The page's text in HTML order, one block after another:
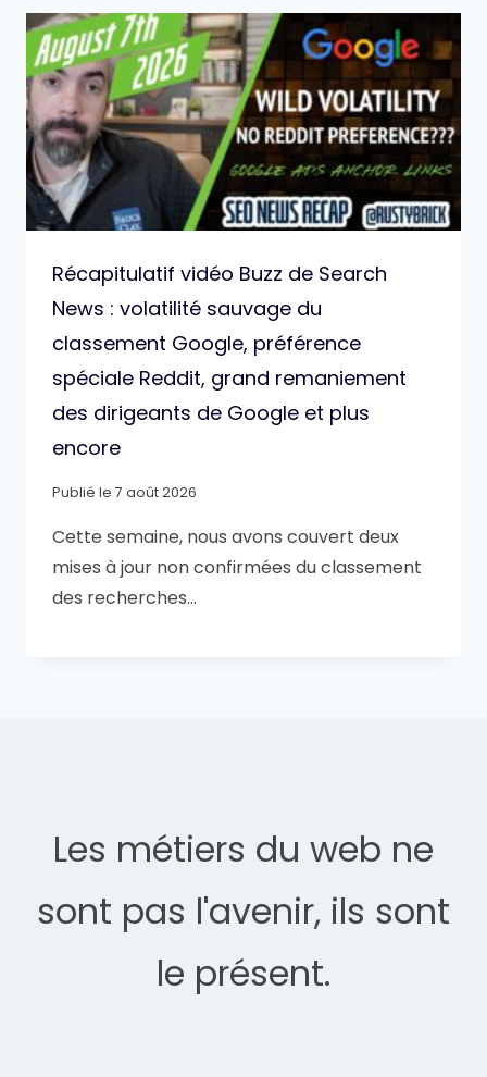
Récapitulatif vidéo Buzz de Search
News : volatilité sauvage du
classement Google, préférence
spéciale Reddit, grand remaniement
des dirigeants de Google et plus
encore
Publié le 7 août 2026
Cette semaine, nous avons couvert deux
mises à jour non confirmées du classement
des recherches…
Les métiers du web ne
sont pas l'avenir, ils sont
le présent.